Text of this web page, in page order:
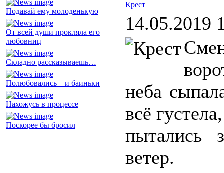
Подавай ему молоденькую
От всей души прокляла его
любовниц
Складно рассказываешь…
Полюбовались – и баиньки
Нахожусь в процессе
Поскорее бы бросил
Крест
14.05.2019
неба
всё
пытались
ветер.